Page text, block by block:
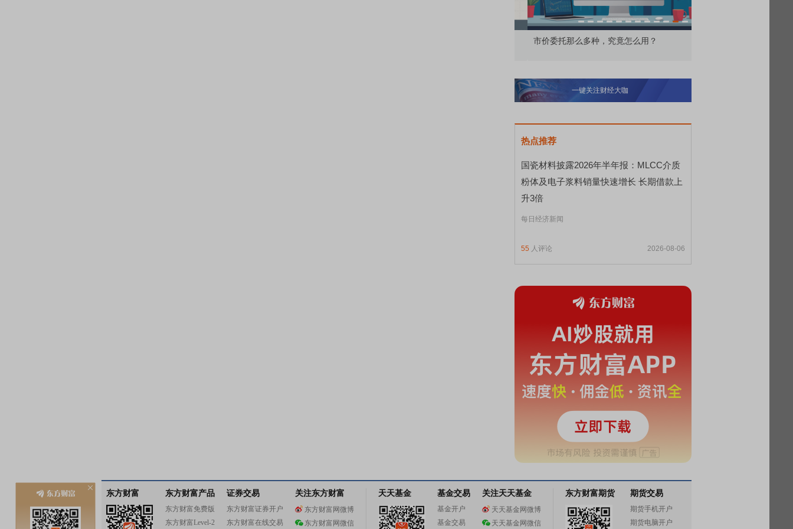
市价委托那么多种，究竟怎么用？
一键关注财经大咖
热点推荐
国瓷材料披露2026年半年报：MLCC介质
粉体及电子浆料销量快速增长 长期借款上
升3倍
每日经济新闻
55 人评论 2026-08-06
东方财富 东方财富产品
东方财富免费版
东方财富Level-2
证券交易
东方财富证券开户
东方财富在线交易
关注东方财富
东方财富网微博
东方财富网微信
天天基金 基金交易
基金开户
基金交易
关注天天基金
天天基金网微博
天天基金网微信
东方财富期货 期货交易
期货手机开户
期货电脑开户